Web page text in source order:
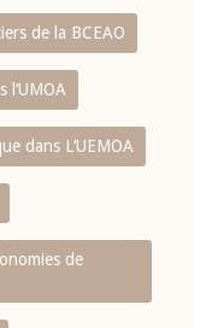
de la BCEAO
l‘UMOA
dans L‘UEMOA
de